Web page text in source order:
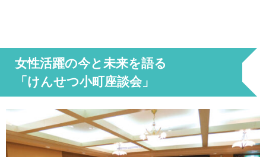
女性活躍の今と未来を語る
「けんせつ小町座談会」